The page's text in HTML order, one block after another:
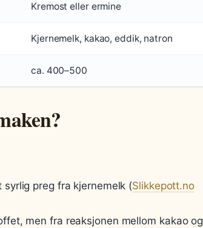
Kremost eller ermine
Kjernemelk, kakao, eddik, natron
ca. 400–500
preg fra kjernemelk (Slikkepott.no
men fra reaksjonen mellom kakao og